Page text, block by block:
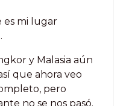
es mi lugar
y Malasia aún
que ahora veo
pero
no se nos pasó.